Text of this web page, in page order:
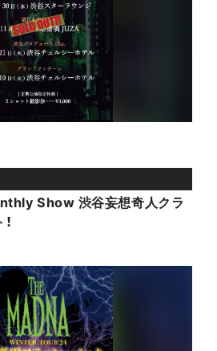
Show 渋谷妄想奇人クラ